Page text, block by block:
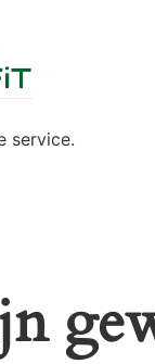
service.